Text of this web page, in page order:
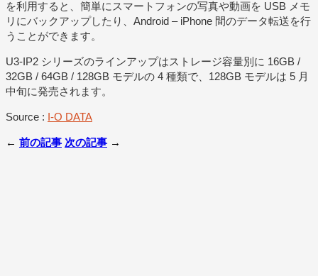
を利用すると、簡単にスマートフォンの写真や動画を USB メモ
リにバックアップしたり、Android – iPhone 間のデータ転送を行
うことができます。
U3-IP2 シリーズのラインアップはストレージ容量別に 16GB /
32GB / 64GB / 128GB モデルの 4 種類で、128GB モデルは 5 月
中旬に発売されます。
Source : I-O DATA
← 前の記事 次の記事 →